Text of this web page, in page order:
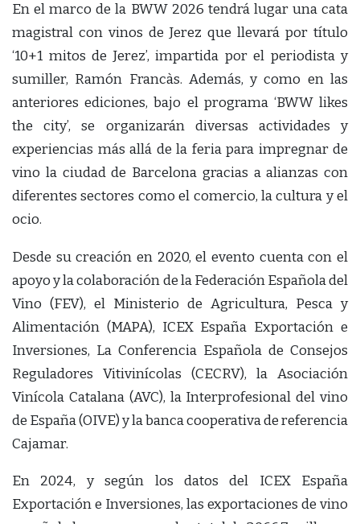
En el marco de la BWW 2026 tendrá lugar una cata
magistral con vinos de Jerez que llevará por título
‘10+1 mitos de Jerez’, impartida por el periodista y
sumiller, Ramón Francàs. Además, y como en las
anteriores ediciones, bajo el programa ‘BWW likes
the city’, se organizarán diversas actividades y
experiencias más allá de la feria para impregnar de
vino la ciudad de Barcelona gracias a alianzas con
diferentes sectores como el comercio, la cultura y el
ocio.
Desde su creación en 2020, el evento cuenta con el
apoyo y la colaboración de la Federación Española del
Vino (FEV), el Ministerio de Agricultura, Pesca y
Alimentación (MAPA), ICEX España Exportación e
Inversiones, La Conferencia Española de Consejos
Reguladores Vitivinícolas (CECRV), la Asociación
Vinícola Catalana (AVC), la Interprofesional del vino
de España (OIVE) y la banca cooperativa de referencia
Cajamar.
En 2024, y según los datos del ICEX España
Exportación e Inversiones, las exportaciones de vino